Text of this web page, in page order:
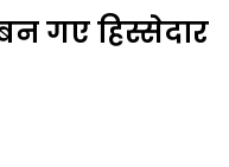
गए हिस्सेदार